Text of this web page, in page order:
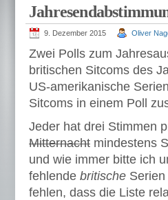
9. Dezember 2015 Oliver
Zwei Polls zum
britischen Sitcoms des
US-amerikanische
Sitcoms in einem Poll
Jeder hat drei Stimmen
Mitternacht mindestens
und wie immer bitte ich
fehlende britische
fehlen, dass die Liste